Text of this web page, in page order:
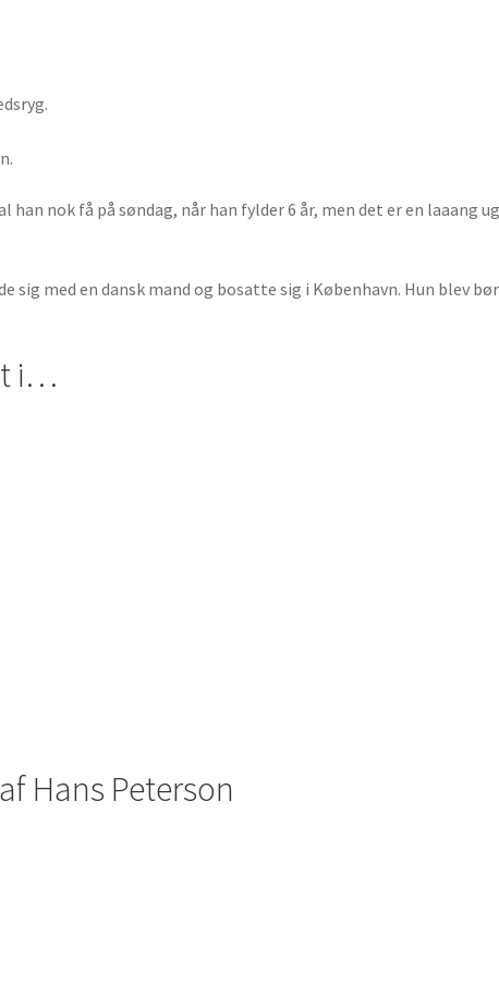
nok få på søndag, når han fylder 6 år, men det er en laaang
sig med en dansk mand og bosatte sig i København. Hun blev
i…
Hans Peterson